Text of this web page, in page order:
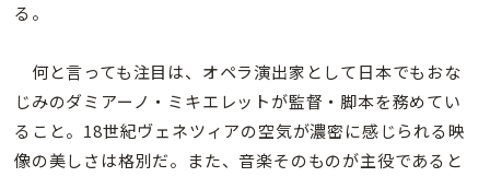
る。
何と言っても注目は、オペラ演出家として日本でもおな
じみのダミアーノ・ミキエレットが監督・脚本を務めてい
ること。18世紀ヴェネツィアの空気が濃密に感じられる映
像の美しさは格別だ。また、音楽そのものが主役であると